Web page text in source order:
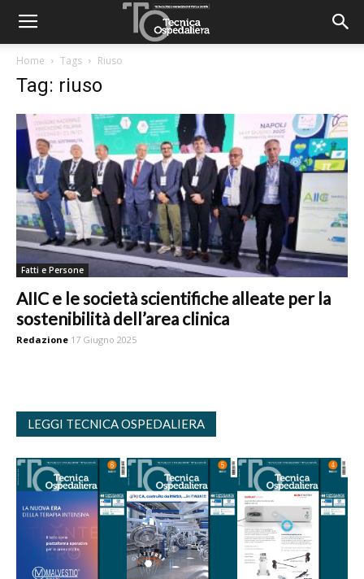
Home Tags Riuso
Tag: riuso
Fatti e Persone
AIIC e le società scientifiche alleate per la
sostenibilità dell’area clinica
Redazione 17 Giugno 2025
LEGGI TECNICA OSPEDALIERA